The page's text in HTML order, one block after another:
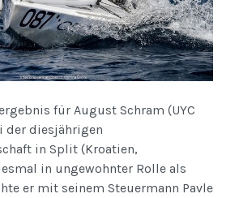
für August Schram (UYC
der diesjährigen
in Split (Kroatien,
in ungewohnter Rolle als
er mit seinem Steuermann Pavle